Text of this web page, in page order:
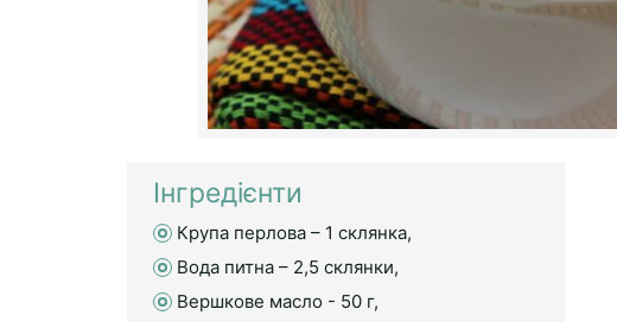
Інгредієнти
Крупа перлова – 1 склянка,
Вода питна – 2,5 склянки,
Вершкове масло - 50 г,